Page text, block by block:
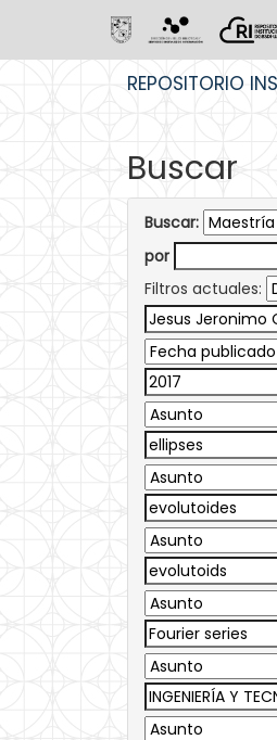
REPOSITORIO
Buscar
Buscar:
por
Filtros actuales: